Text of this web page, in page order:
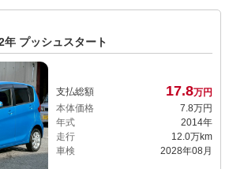
プッシュスタート
支払総額 17.8万円
本体価格
7. 8万円
年式
2014年
走行
12.0万km
車検
2028年08月